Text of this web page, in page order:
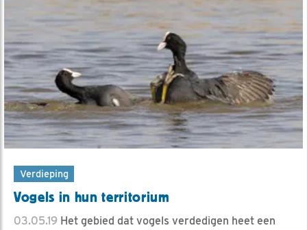
Verdieping
Vogels in hun territorium
03.05.19 Het gebied dat vogels verdedigen heet een